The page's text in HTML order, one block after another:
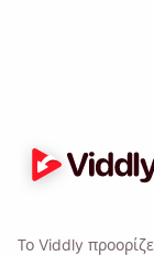
Το Viddly